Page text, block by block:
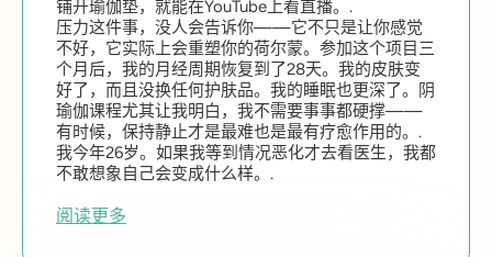
铺开瑜伽垫，就能在YouTube上看直播。.
压力这件事，没人会告诉你——它不只是让你感觉
不好，它实际上会重塑你的荷尔蒙。参加这个项目三
个月后，我的月经周期恢复到了28天。我的皮肤变
好了，而且没换任何护肤品。我的睡眠也更深了。阴
瑜伽课程尤其让我明白，我不需要事事都硬撑——
有时候，保持静止才是最难也是最有疗愈作用的。.
我今年26岁。如果我等到情况恶化才去看医生，我都
不敢想象自己会变成什么样。.
阅读更多